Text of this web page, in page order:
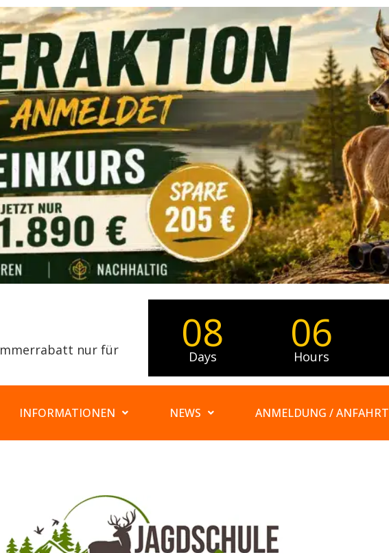
nur für
08
Days 06
Hours
INFORMATIONEN NEWS ANMELDUNG / ANFAHRT